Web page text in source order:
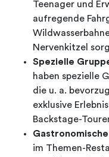
Teenager und
aufregende
Nervenkitzel
Spezielle
haben spezielle
die u. a.
exklusive
Backstage-
im Themen-